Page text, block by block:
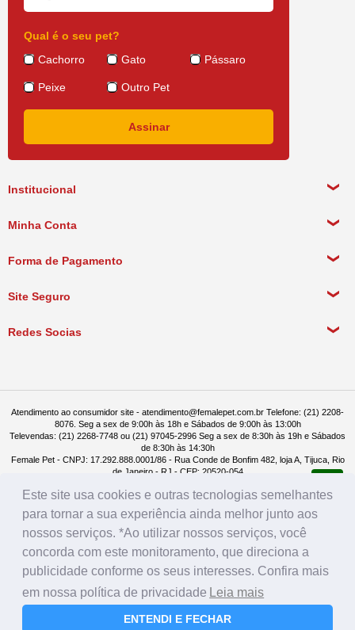
Institucional
Política de Pagamento
Política de Entrega
Minha Conta
Forma de Pagamento
Site Seguro
Redes Socias
Qual é o seu pet?
Cachorro
Gato Pássaro
Peixe Outro Pet
Atendimento ao consumidor site - atendimento@femalepet.com.br Telefone: (21) 2208-
8076. Seg a sex de 9:00h às 18h e Sábados de 9:00h às 13:00h
Televendas: (21) 2268-7748 ou (21) 97045-2996 Seg a sex de 8:30h às 19h e Sábados
de 8:30h às 14:30h
Female Pet - CNPJ: 17.292.888.0001/86 - Rua Conde de Bonfim 482, loja A, Tijuca, Rio
de Janeiro - RJ - CEP: 20520-054
Este site usa cookies e outras tecnologias semelhantes
para tornar a sua experiência ainda melhor junto aos
nossos serviços. *Ao utilizar nossos serviços, você
concorda com este monitoramento, que direciona a
publicidade conforme os seus interesses. Confira mais
em nossa política de privacidade Leia mais
ENTENDI E FECHAR